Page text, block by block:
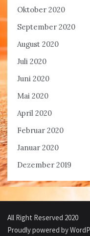
Oktober 2020
September 2020
August 2020
Juli 2020
Juni 2020
Mai 2020
April 2020
Februar 2020
Januar 2020
Dezember 2019
All Right Reserved 2020
Proudly powered by